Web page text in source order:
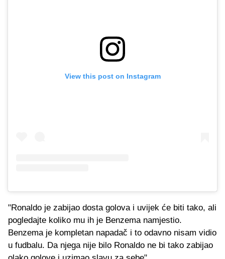
View this post on Instagram
"Ronaldo je zabijao dosta golova i uvijek će biti tako, ali
pogledajte koliko mu ih je Benzema namjestio.
Benzema je kompletan napadač i to odavno nisam vidio
u fudbalu. Da njega nije bilo Ronaldo ne bi tako zabijao